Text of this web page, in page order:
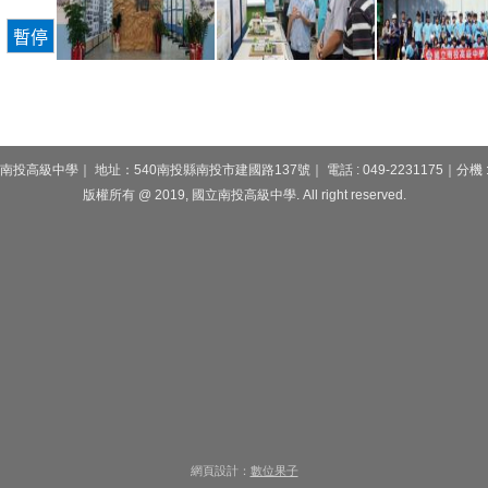
投高級中學｜ 地址：540南投縣南投市建國路137號｜ 電話 : 049-2231175｜分機
版權所有 @ 2019, 國立南投高級中學. All right reserved.
網頁設計： 數位果子